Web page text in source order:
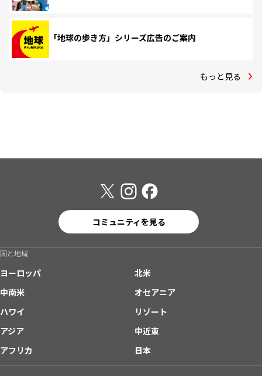
「地球の歩き方」シリーズ広告のご案内
もっと見る
コミュニティを見る
国と地域
ヨーロッパ
北米
中南米
オセアニア
ハワイ
リゾート
アジア
中近東
アフリカ
日本